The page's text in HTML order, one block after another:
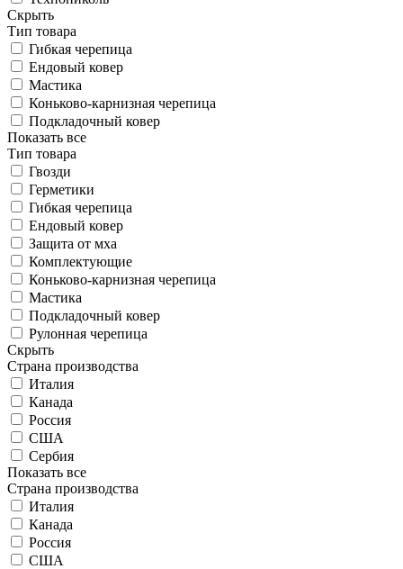
Скрыть
Тип товара
Гибкая черепица
Ендовый ковер
Мастика
Коньково-карнизная черепица
Подкладочный ковер
Показать все
Тип товара
Гвозди
Герметики
Гибкая черепица
Ендовый ковер
Защита от мха
Комплектующие
Коньково-карнизная черепица
Мастика
Подкладочный ковер
Рулонная черепица
Скрыть
Страна производства
Италия
Канада
Россия
США
Сербия
Показать все
Страна производства
Италия
Канада
Россия
США